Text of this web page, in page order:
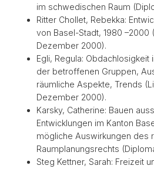
im schwedischen Raum
Ritter Chollet, Rebekka:
von Basel-Stadt, 1980 –2000
Dezember 2000).
Egli, Regula: Obdachlosigkeit
der betroffenen Gruppen,
räumliche Aspekte, Trends
Dezember 2000).
Karsky, Catherine: Bauen
Entwicklungen im Kanton
mögliche Auswirkungen des
Raumplanungsrechts
Steg Kettner, Sarah: Freizeit